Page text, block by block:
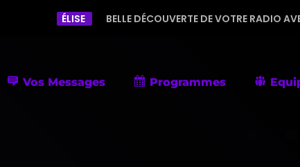
BELLE DÉCOUVERTE DE VOTRE RADIO AVEC UNE
Vos Messages Programmes